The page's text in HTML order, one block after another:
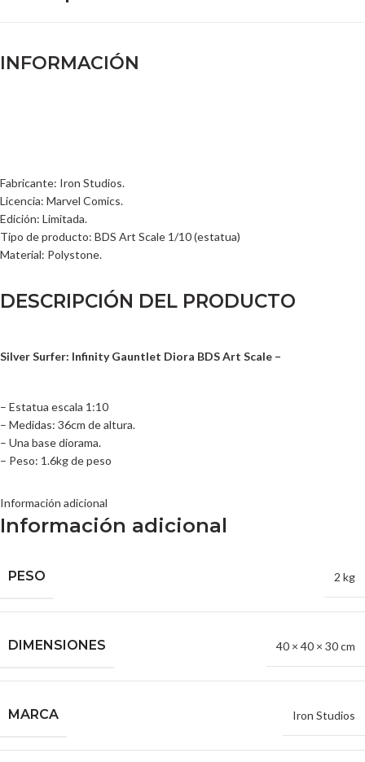
INFORMACIÓN
Fabricante: Iron Studios.
Licencia: Marvel Comics.
Edición: Limitada.
Tipo de producto: BDS Art Scale 1/10 (estatua)
Material: Polystone.
DESCRIPCIÓN DEL PRODUCTO
Silver Surfer: Infinity Gauntlet Diora BDS Art Scale –
– Estatua escala 1:10
– Medidas: 36cm de altura.
– Una base diorama.
– Peso: 1.6kg de peso
Información adicional
Información adicional
PESO 2 kg
DIMENSIONES 40 × 40 × 30 cm
MARCA Iron Studios